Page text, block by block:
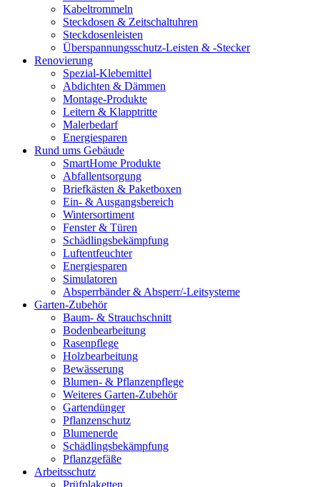
Kabeltrommeln
Steckdosen & Zeitschaltuhren
Steckdosenleisten
Überspannungsschutz-Leisten & -Stecker
Renovierung
Spezial-Klebemittel
Abdichten & Dämmen
Montage-Produkte
Leitern & Klapptritte
Malerbedarf
Energiesparen
Rund ums Gebäude
SmartHome Produkte
Abfallentsorgung
Briefkästen & Paketboxen
Ein- & Ausgangsbereich
Wintersortiment
Fenster & Türen
Schädlingsbekämpfung
Luftentfeuchter
Energiesparen
Simulatoren
Absperrbänder & Absperr/-Leitsysteme
Garten-Zubehör
Baum- & Strauchschnitt
Bodenbearbeitung
Rasenpflege
Holzbearbeitung
Bewässerung
Blumen- & Pflanzenpflege
Weiteres Garten-Zubehör
Gartendünger
Pflanzenschutz
Blumenerde
Schädlingsbekämpfung
Pflanzgefäße
Arbeitsschutz
Prüfplaketten